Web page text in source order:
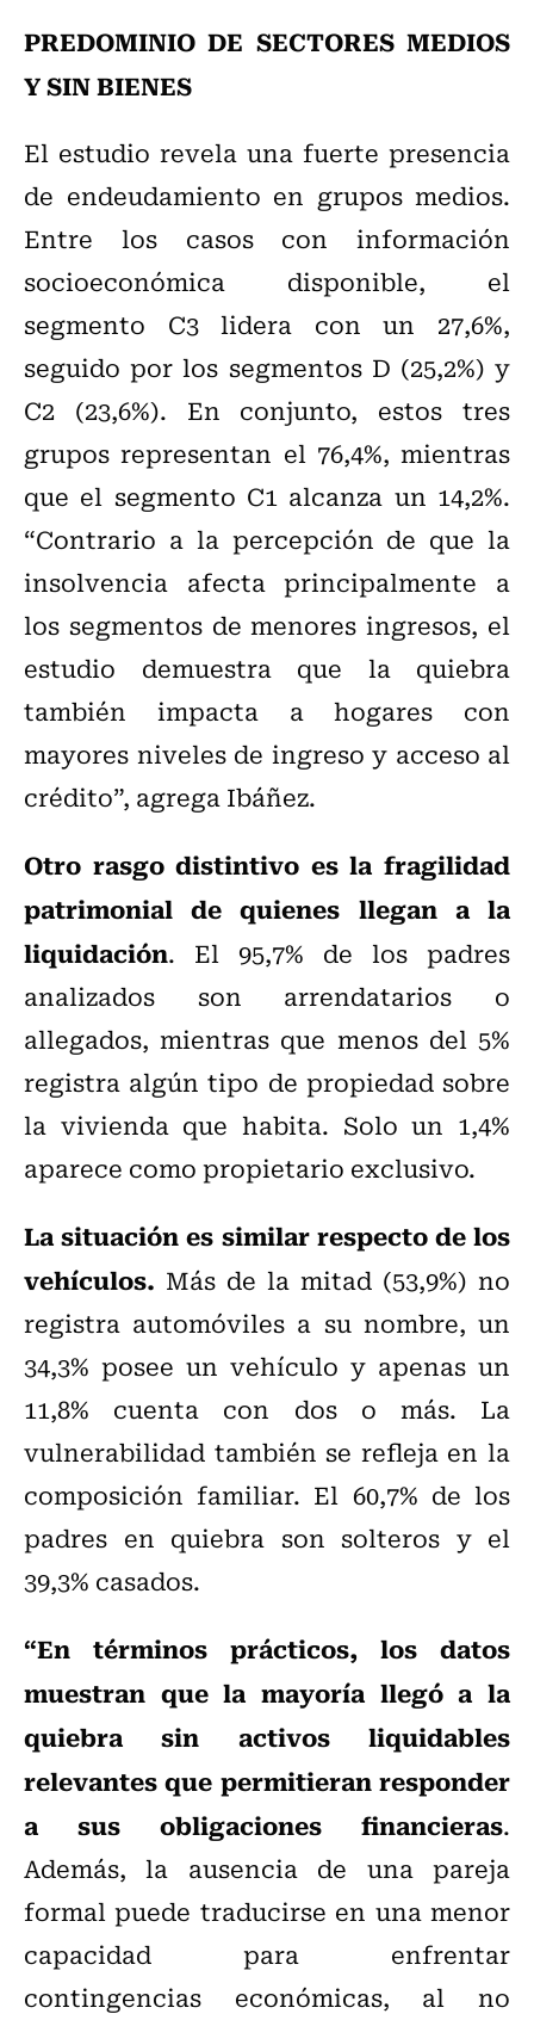
PREDOMINIO DE SECTORES MEDIOS
Y SIN BIENES
El estudio revela una fuerte presencia
de endeudamiento en grupos medios.
Entre los casos con información
socioeconómica disponible, el
segmento C3 lidera con un 27,6%,
seguido por los segmentos D (25,2%) y
C2 (23,6%). En conjunto, estos tres
grupos representan el 76,4%, mientras
que el segmento C1 alcanza un 14,2%.
“Contrario a la percepción de que la
insolvencia afecta principalmente a
los segmentos de menores ingresos, el
estudio demuestra que la quiebra
también impacta a hogares con
mayores niveles de ingreso y acceso al
crédito”, agrega Ibáñez.
Otro rasgo distintivo es la fragilidad
patrimonial de quienes llegan a la
liquidación. El 95,7% de los padres
analizados son arrendatarios o
allegados, mientras que menos del 5%
registra algún tipo de propiedad sobre
la vivienda que habita. Solo un 1,4%
aparece como propietario exclusivo.
La situación es similar respecto de los
vehículos. Más de la mitad (53,9%) no
registra automóviles a su nombre, un
34,3% posee un vehículo y apenas un
11,8% cuenta con dos o más. La
vulnerabilidad también se refleja en la
composición familiar. El 60,7% de los
padres en quiebra son solteros y el
39,3% casados.
“En términos prácticos, los datos
muestran que la mayoría llegó a la
quiebra sin activos liquidables
relevantes que permitieran responder
a sus obligaciones financieras.
Además, la ausencia de una pareja
formal puede traducirse en una menor
capacidad para enfrentar
contingencias económicas, al no